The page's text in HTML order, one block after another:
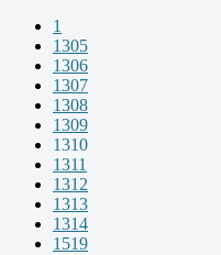
1
1305
1306
1307
1308
1309
1310
1311
1312
1313
1314
1519